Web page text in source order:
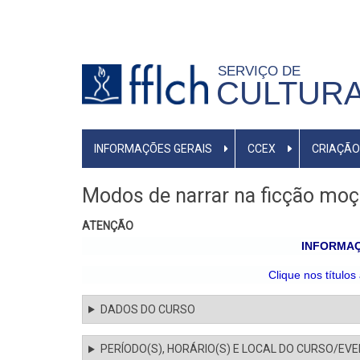
SERVIÇO DE
MENU
INFORMAÇÕES GERAIS CCEX
Modos de narrar na ficção
ATENÇÃO
Clique nos títulos
DADOS DO CURSO
PERÍODO(S), HORÁRIO(S) E LOCAL DO CURSO/